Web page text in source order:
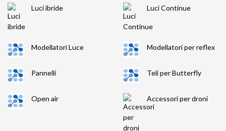
Luci ibride Luci Continue
Modellatori Luce Modellatori per reflex
Pannelli Teli per Butterfly
Open air Accessori per droni